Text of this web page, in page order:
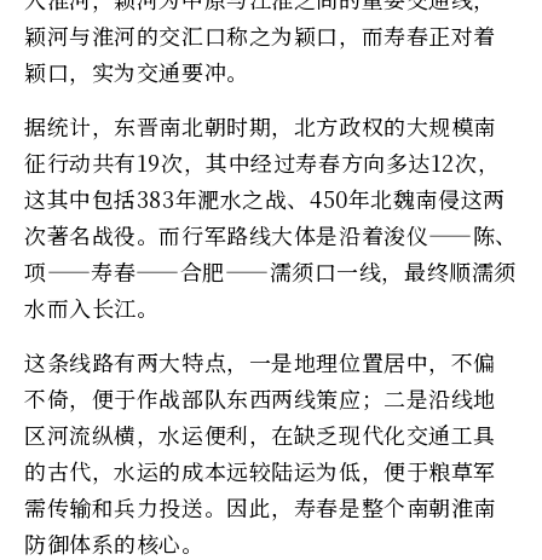
颖河与淮河的交汇口称之为颖口，而寿春正对着
颖口，实为交通要冲。
据统计，东晋南北朝时期，北方政权的大规模南
征行动共有19次，其中经过寿春方向多达12次，
这其中包括383年淝水之战、450年北魏南侵这两
次著名战役。而行军路线大体是沿着浚仪——陈、
项——寿春——合肥——濡须口一线，最终顺濡须
水而入长江。
这条线路有两大特点，一是地理位置居中，不偏
不倚，便于作战部队东西两线策应；二是沿线地
区河流纵横，水运便利，在缺乏现代化交通工具
的古代，水运的成本远较陆运为低，便于粮草军
需传输和兵力投送。因此，寿春是整个南朝淮南
防御体系的核心。